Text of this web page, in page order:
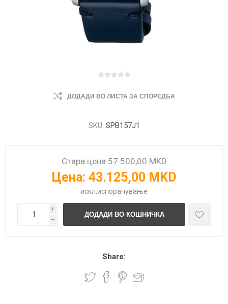
ДОДАДИ ВО ЛИСТА ЗА СПОРЕДБА
SKU: SPB157J1
Стара цена:57.500,00 MKD
Цена: 43.125,00 MKD
искл. испорачување
i
h
Share: